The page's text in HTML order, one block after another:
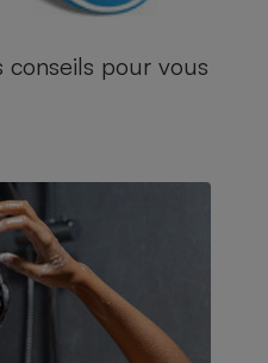
conseils pour vous